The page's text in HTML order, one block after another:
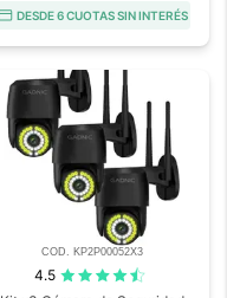
DESDE 6 CUOTAS SIN INTERÉS
COD. KP2P00052X3
4.5